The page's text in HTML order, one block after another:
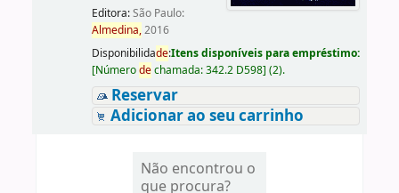
Editora:São Paulo:
Almedina,2016
Disponibilidade:Itens disponíveis para empréstimo:
[Númerodechamada:342.2 D598] (2).
Reservar
Adicionar ao seu carrinho
Não encontrou o
que procura?